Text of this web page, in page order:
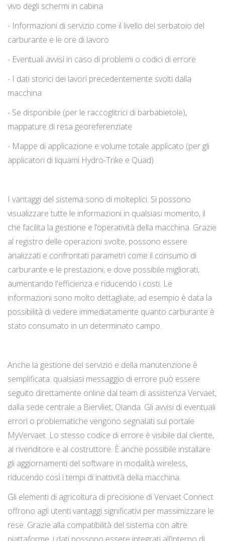
vivo degli schermi in cabina
- Informazioni di servizio come il livello del serbatoio del
carburante e le ore di lavoro
- Eventuali avvisi in caso di problemi o codici di errore
- I dati storici dei lavori precedentemente svolti dalla
macchina
- Se disponibile (per le raccoglitrici di barbabietole),
mappature di resa georeferenziate
- Mappe di applicazione e volume totale applicato (per gli
applicatori di liquami Hydro-Trike e Quad)
I vantaggi del sistema sono di molteplici. Si possono
visualizzare tutte le informazioni in qualsiasi momento, il
che facilita la gestione e l’operatività della macchina. Grazie
al registro delle operazioni svolte, possono essere
analizzati e confrontati parametri come il consumo di
carburante e le prestazioni, e dove possibile migliorati,
aumentando l'efficienza e riducendo i costi. Le
informazioni sono molto dettagliate, ad esempio è data la
possibilità di vedere immediatamente quanto carburante è
stato consumato in un determinato campo.
Anche la gestione del servizio e della manutenzione è
semplificata: qualsiasi messaggio di errore può essere
seguito direttamente online dal team di assistenza Vervaet,
dalla sede centrale a Biervliet, Olanda. Gli avvisi di eventuali
errori o problematiche vengono segnalati sul portale
MyVervaet. Lo stesso codice di errore è visibile dal cliente,
al rivenditore e al costruttore. È anche possibile installare
gli aggiornamenti del software in modalità wireless,
riducendo così i tempi di inattività della macchina.
Gli elementi di agricoltura di precisione di Vervaet Connect
offrono agli utenti vantaggi significativi per massimizzare le
rese. Grazie alla compatibilità del sistema con altre